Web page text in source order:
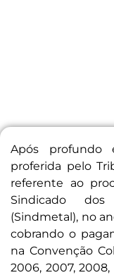
Após profundo
proferida pelo
referente ao
Sindicado
(Sindmetal), no
cobrando o
na Convenção
2006, 2007, 2008,